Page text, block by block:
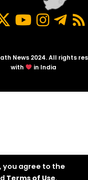
you agree to the
Terms of Use.
News 2024. All rights
with
in India